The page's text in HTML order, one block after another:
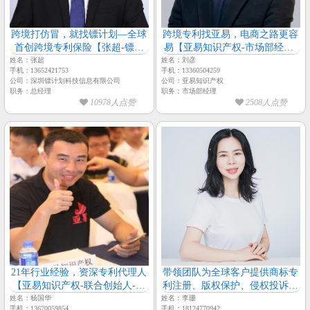
跨境打仿冒，就找镖计划—全球
首创跨境专利保险【张超-镖计
姓名：张超
手机：13652421753
公司：深圳镖计划科技信息有限公司
职务：总经理
10978人点赞
跨境专利找亚易，电商之路更容
易【亚易知识产权-市场部经理-
姓名：刘彦
手机：13360504259
公司：亚易知识产权
职务：市场部经理
2508人点赞
21年行业经验，资深专利代理人
【亚易知识产权-联合创始人-杨
姓名：杨国华
手机：13670059854
带领团队为全球客户提供商标专
利注册、版权保护、侵权投诉及
税务筹划等专业解决方案【亚易
姓名：李珊
手机：18124770942